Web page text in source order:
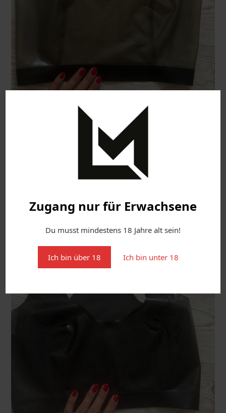
Zugang nur für Erwachsene
Du musst mindestens 18 Jahre alt sein!
Ich bin über 18 Ich bin unter 18
Grau-transparenter Sport BH von Vast